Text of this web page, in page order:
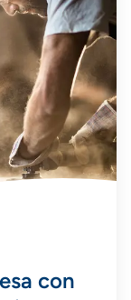
con